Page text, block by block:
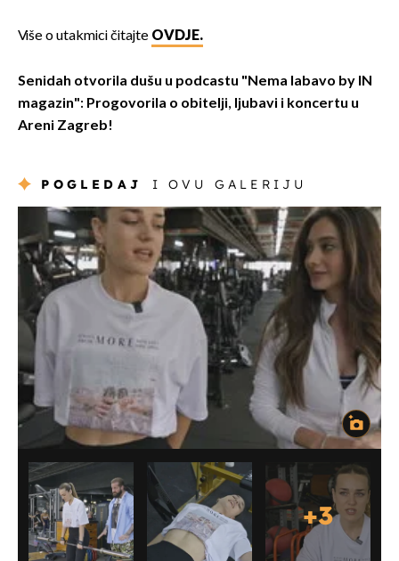
Više o utakmici čitajte OVDJE.
Senidah otvorila dušu u podcastu "Nema labavo by IN
magazin": Progovorila o obitelji, ljubavi i koncertu u
Areni Zagreb!
POGLEDAJ I OVU GALERIJU
+3